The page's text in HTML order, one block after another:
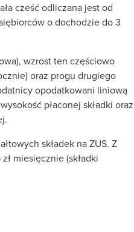
cześć odliczana jest od
o dochodzie do 3
wzrost ten częściowo
oraz progu drugiego
opodatkowani liniową
płaconej składki oraz
składek na ZUS. Z
miesięcznie (składki